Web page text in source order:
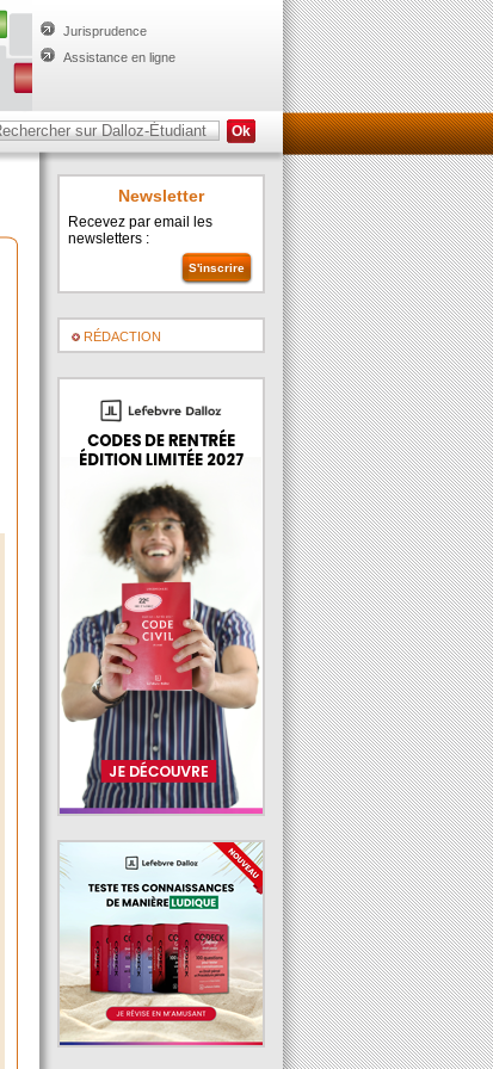
Jurisprudence
Assistance en ligne
Newsletter
Recevez par email les
newsletters :
RÉDACTION